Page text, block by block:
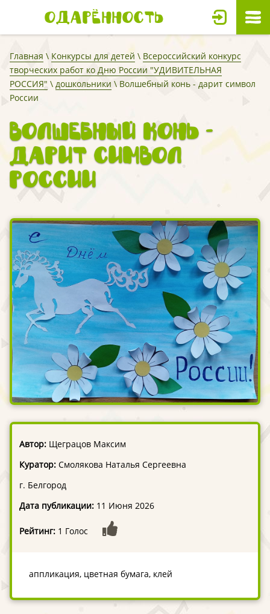
Одарённость
Главная \ Конкурсы для детей \ Всероссийский конкурс
творческих работ ко Дню России "УДИВИТЕЛЬНАЯ
РОССИЯ" \ дошкольники \ Волшебный конь - дарит символ
России
Волшебный конь -
дарит символ
России
Автор: Щеграцов Максим
Куратор: Смолякова Наталья Сергеевна
г. Белгород
Дата публикации: 11 Июня 2026
Рейтинг: 1 Голос
аппликация, цветная бумага, клей